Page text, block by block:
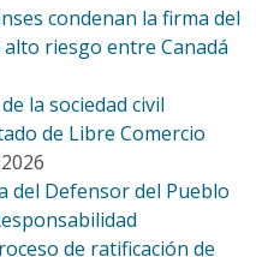
condenan la firma del
riesgo entre Canadá
la sociedad civil
de Libre Comercio
del Defensor del Pueblo
de ratificación de